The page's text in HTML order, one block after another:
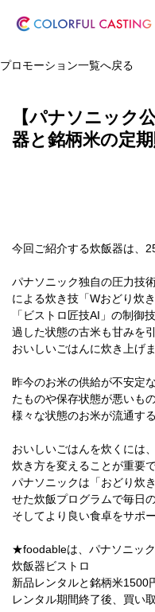
プロモーション一覧へ戻る
【パナソニック
器と銘柄米の定
今回ご紹介する炊飯器は、
パナソニック独自の圧力技
による炊き技「Wおどり炊
「ビストロ匠技AI」の制御
過した状態の古米も甘みを引
おいしいごはんに炊き上げま
昨今のお米の供給が不安定
たものや保存状態が悪いもの
様々な状態のお米が流通す
おいしいごはんを炊くには
炊き方を変えることが重要で
パナソニックは「おどり炊
せた炊飯プログラムで毎日
そしてより良い食卓をサポ
★foodableは、パナソニッ
炊飯器ビストロ
新品レンタルと銘柄米1500
レンタル期間終了後、買い取